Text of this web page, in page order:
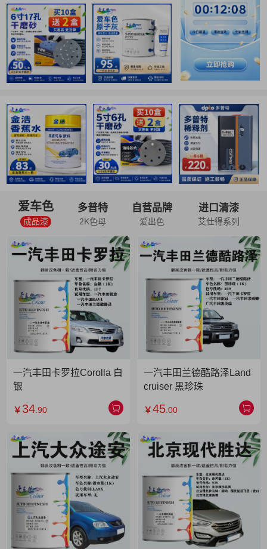
爱车色
成品漆
多普特
2K色母
自营品牌
爱出色
进口清漆
艾仕得系列
一汽丰田卡罗拉Corolla 白
银
￥ 34 .90
一汽丰田兰德酷路泽Land
cruiser 黑珍珠
￥45 .00